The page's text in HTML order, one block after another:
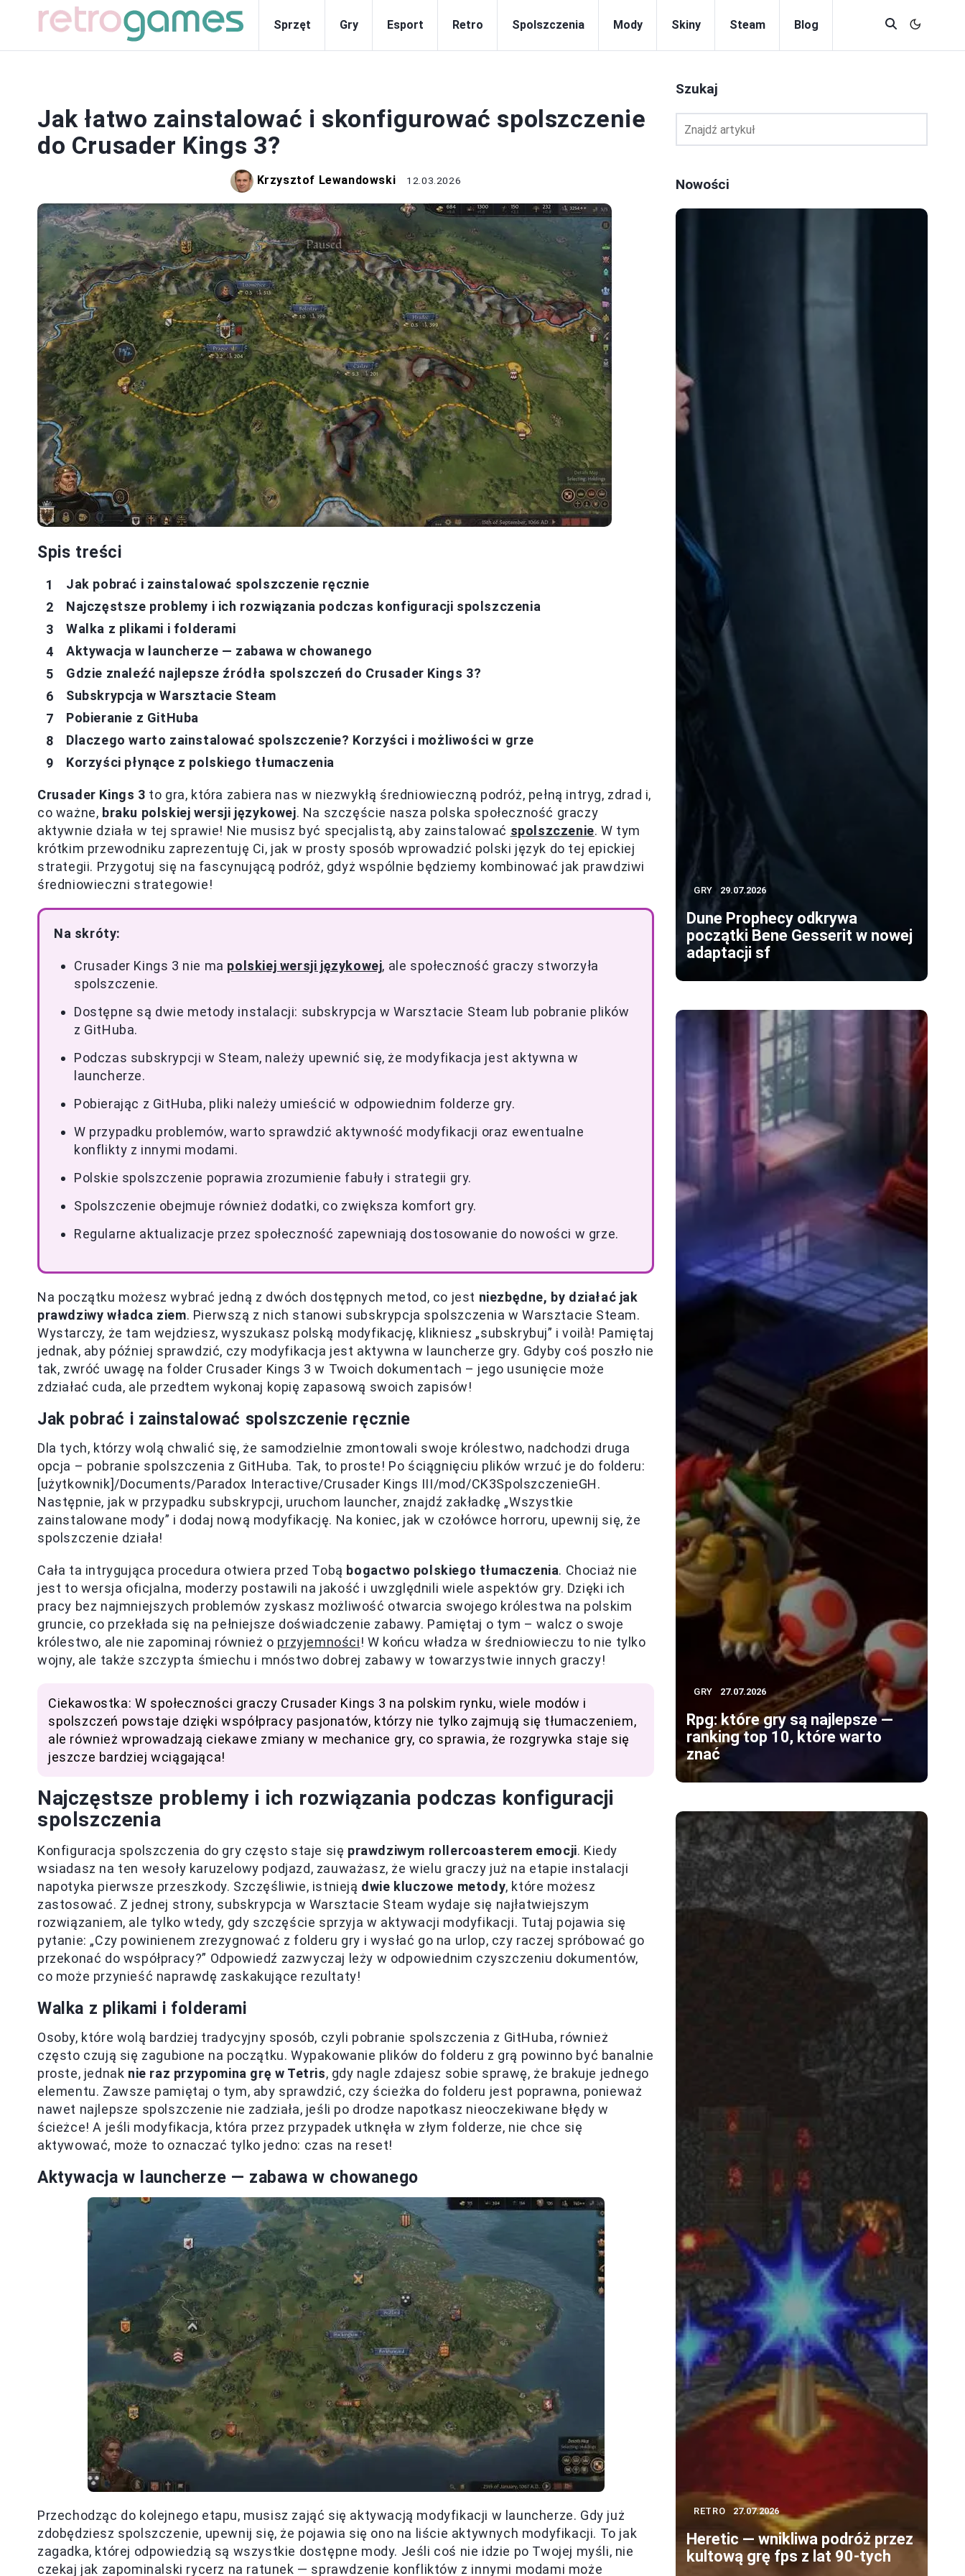
Sprzęt Gry Esport Retro Spolszczenia Mody Skiny Steam Blog
Jak łatwo zainstalować i skonfigurować spolszczenie
do Crusader Kings 3?
Krzysztof Lewandowski 12.03.2026
Spis treści
Jak pobrać i zainstalować spolszczenie ręcznie
Najczęstsze problemy i ich rozwiązania podczas konfiguracji spolszczenia
Walka z plikami i folderami
Aktywacja w launcherze — zabawa w chowanego
Gdzie znaleźć najlepsze źródła spolszczeń do Crusader Kings 3?
Subskrypcja w Warsztacie Steam
Pobieranie z GitHuba
Dlaczego warto zainstalować spolszczenie? Korzyści i możliwości w grze
Korzyści płynące z polskiego tłumaczenia
Crusader Kings 3 to gra, która zabiera nas w niezwykłą średniowieczną podróż, pełną intryg, zdrad i,
co ważne, braku polskiej wersji językowej. Na szczęście nasza polska społeczność graczy
aktywnie działa w tej sprawie! Nie musisz być specjalistą, aby zainstalować spolszczenie. W tym
krótkim przewodniku zaprezentuję Ci, jak w prosty sposób wprowadzić polski język do tej epickiej
strategii. Przygotuj się na fascynującą podróż, gdyż wspólnie będziemy kombinować jak prawdziwi
średniowieczni strategowie!
Na skróty:
Crusader Kings 3 nie ma polskiej wersji językowej, ale społeczność graczy stworzyła
spolszczenie.
Dostępne są dwie metody instalacji: subskrypcja w Warsztacie Steam lub pobranie plików
z GitHuba.
Podczas subskrypcji w Steam, należy upewnić się, że modyfikacja jest aktywna w
launcherze.
Pobierając z GitHuba, pliki należy umieścić w odpowiednim folderze gry.
W przypadku problemów, warto sprawdzić aktywność modyfikacji oraz ewentualne
konflikty z innymi modami.
Polskie spolszczenie poprawia zrozumienie fabuły i strategii gry.
Spolszczenie obejmuje również dodatki, co zwiększa komfort gry.
Regularne aktualizacje przez społeczność zapewniają dostosowanie do nowości w grze.
Na początku możesz wybrać jedną z dwóch dostępnych metod, co jest niezbędne, by działać jak
prawdziwy władca ziem. Pierwszą z nich stanowi subskrypcja spolszczenia w Warsztacie Steam.
Wystarczy, że tam wejdziesz, wyszukasz polską modyfikację, klikniesz „subskrybuj” i voilà! Pamiętaj
jednak, aby później sprawdzić, czy modyfikacja jest aktywna w launcherze gry. Gdyby coś poszło nie
tak, zwróć uwagę na folder Crusader Kings 3 w Twoich dokumentach – jego usunięcie może
zdziałać cuda, ale przedtem wykonaj kopię zapasową swoich zapisów!
Jak pobrać i zainstalować spolszczenie ręcznie
Dla tych, którzy wolą chwalić się, że samodzielnie zmontowali swoje królestwo, nadchodzi druga
opcja – pobranie spolszczenia z GitHuba. Tak, to proste! Po ściągnięciu plików wrzuć je do folderu:
[użytkownik]/Documents/Paradox Interactive/Crusader Kings III/mod/CK3SpolszczenieGH.
Następnie, jak w przypadku subskrypcji, uruchom launcher, znajdź zakładkę „Wszystkie
zainstalowane mody” i dodaj nową modyfikację. Na koniec, jak w czołówce horroru, upewnij się, że
spolszczenie działa!
Cała ta intrygująca procedura otwiera przed Tobą bogactwo polskiego tłumaczenia. Chociaż nie
jest to wersja oficjalna, moderzy postawili na jakość i uwzględnili wiele aspektów gry. Dzięki ich
pracy bez najmniejszych problemów zyskasz możliwość otwarcia swojego królestwa na polskim
gruncie, co przekłada się na pełniejsze doświadczenie zabawy. Pamiętaj o tym – walcz o swoje
królestwo, ale nie zapominaj również o przyjemności! W końcu władza w średniowieczu to nie tylko
wojny, ale także szczypta śmiechu i mnóstwo dobrej zabawy w towarzystwie innych graczy!
Ciekawostka: W społeczności graczy Crusader Kings 3 na polskim rynku, wiele modów i
spolszczeń powstaje dzięki współpracy pasjonatów, którzy nie tylko zajmują się tłumaczeniem,
ale również wprowadzają ciekawe zmiany w mechanice gry, co sprawia, że rozgrywka staje się
jeszcze bardziej wciągająca!
Najczęstsze problemy i ich rozwiązania podczas konfiguracji
spolszczenia
Konfiguracja spolszczenia do gry często staje się prawdziwym rollercoasterem emocji. Kiedy
wsiadasz na ten wesoły karuzelowy podjazd, zauważasz, że wielu graczy już na etapie instalacji
napotyka pierwsze przeszkody. Szczęśliwie, istnieją dwie kluczowe metody, które możesz
zastosować. Z jednej strony, subskrypcja w Warsztacie Steam wydaje się najłatwiejszym
rozwiązaniem, ale tylko wtedy, gdy szczęście sprzyja w aktywacji modyfikacji. Tutaj pojawia się
pytanie: „Czy powinienem zrezygnować z folderu gry i wysłać go na urlop, czy raczej spróbować go
przekonać do współpracy?” Odpowiedź zazwyczaj leży w odpowiednim czyszczeniu dokumentów,
co może przynieść naprawdę zaskakujące rezultaty!
Walka z plikami i folderami
Osoby, które wolą bardziej tradycyjny sposób, czyli pobranie spolszczenia z GitHuba, również
często czują się zagubione na początku. Wypakowanie plików do folderu z grą powinno być banalnie
proste, jednak nie raz przypomina grę w Tetris, gdy nagle zdajesz sobie sprawę, że brakuje jednego
elementu. Zawsze pamiętaj o tym, aby sprawdzić, czy ścieżka do folderu jest poprawna, ponieważ
nawet najlepsze spolszczenie nie zadziała, jeśli po drodze napotkasz nieoczekiwane błędy w
ścieżce! A jeśli modyfikacja, która przez przypadek utknęła w złym folderze, nie chce się
aktywować, może to oznaczać tylko jedno: czas na reset!
Aktywacja w launcherze — zabawa w chowanego
Przechodząc do kolejnego etapu, musisz zająć się aktywacją modyfikacji w launcherze. Gdy już
zdobędziesz spolszczenie, upewnij się, że pojawia się ono na liście aktywnych modyfikacji. To jak
zagadka, której odpowiedzią są wszystkie dostępne mody. Jeśli coś nie idzie po Twojej myśli, nie
czekaj jak zapominalski rycerz na ratunek — sprawdzenie konfliktów z innymi modami może
Szukaj
Nowości
GRY 29.07.2026
Dune Prophecy odkrywa
początki Bene Gesserit w nowej
adaptacji sf
GRY 27.07.2026
Rpg: które gry są najlepsze —
ranking top 10, które warto
znać
RETRO 27.07.2026
Heretic — wnikliwa podróż przez
kultową grę fps z lat 90-tych